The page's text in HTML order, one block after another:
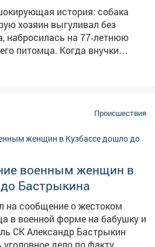
история: собака
хозяин выгуливал без
набросилась на 77‑летнюю
питомца. Когда внучки
на помощь и оттащили
владелец пса вместо
того как
в интернете, ситуацией
комитете России.
Бастрыкин дал
обязанности руководителя
области - Кузбассу
уголовное дело. Кроме
управления предписано
и результатах
📸 Мagnific
Происшествия
военным женщин в
Бастрыкина
на сообщение о жестоком
в военной форме на бабушку и
дело по факту